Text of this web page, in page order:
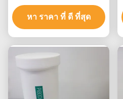
หา ราคา ที่ ดี ที่สุด